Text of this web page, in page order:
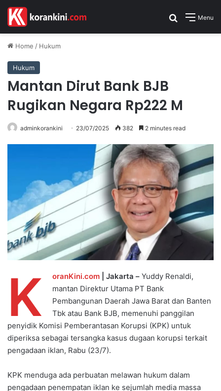
Menu
Search for
Home / Hukum
Hukum
Mantan Dirut Bank BJB
Rugikan Negara Rp222 M
adminkorankini 23/07/2025 382 2 minutes read
K oranKini.com | Jakarta – Yuddy Renaldi,
mantan Direktur Utama PT Bank
Pembangunan Daerah Jawa Barat dan Banten
Tbk atau Bank BJB, memenuhi panggilan
penyidik Komisi Pemberantasan Korupsi (KPK) untuk
diperiksa sebagai tersangka kasus dugaan korupsi terkait
pengadaan iklan, Rabu (23/7).
KPK menduga ada perbuatan melawan hukum dalam
pengadaan penempatan iklan ke sejumlah media massa